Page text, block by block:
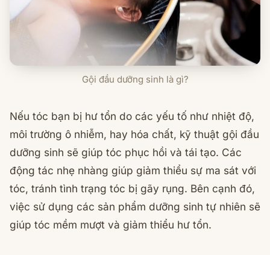
Gội đầu dưỡng sinh là gì?
Nếu tóc bạn bị hư tổn do các yếu tố như nhiệt độ,
môi trường ô nhiễm, hay hóa chất, kỹ thuật gội đầu
dưỡng sinh sẽ giúp tóc phục hồi và tái tạo. Các
động tác nhẹ nhàng giúp giảm thiểu sự ma sát với
tóc, tránh tình trạng tóc bị gãy rụng. Bên cạnh đó,
việc sử dụng các sản phẩm dưỡng sinh tự nhiên sẽ
giúp tóc mềm mượt và giảm thiểu hư tổn.